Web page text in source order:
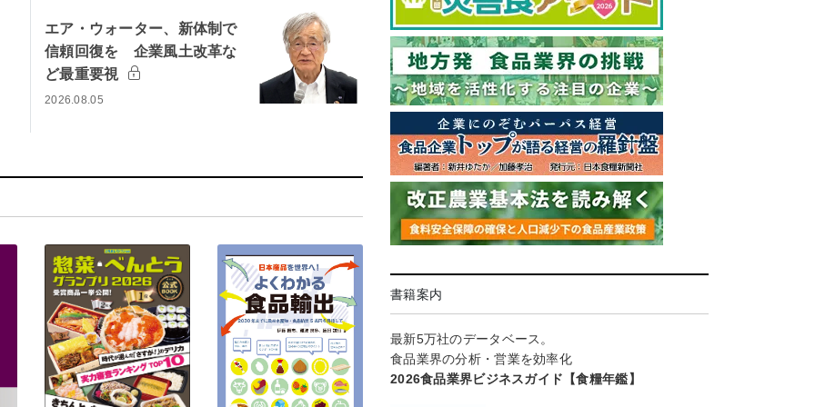
エア・ウォーター、新体制で
信頼回復を 企業風土改革な
ど最重要視
2026.08.05
書籍案内
最新5万社のデータベース。
食品業界の分析・営業を効率化
2026食品業界ビジネスガイド【食糧年鑑】